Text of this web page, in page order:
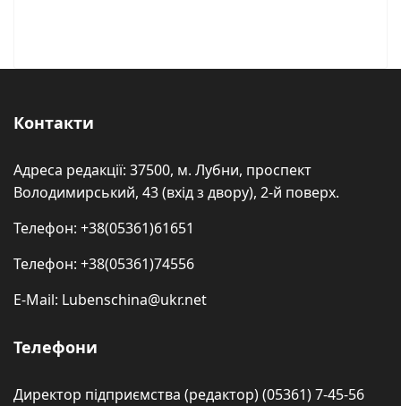
Контакти
Адреса редакції: 37500, м. Лубни, проспект
Володимирський, 43 (вхід з двору), 2-й поверх.
Телефон: +38(05361)61651
Телефон: +38(05361)74556
E-Mail: Lubenschina@ukr.net
Телефони
Директор підприємства (редактор) (05361) 7-45-56